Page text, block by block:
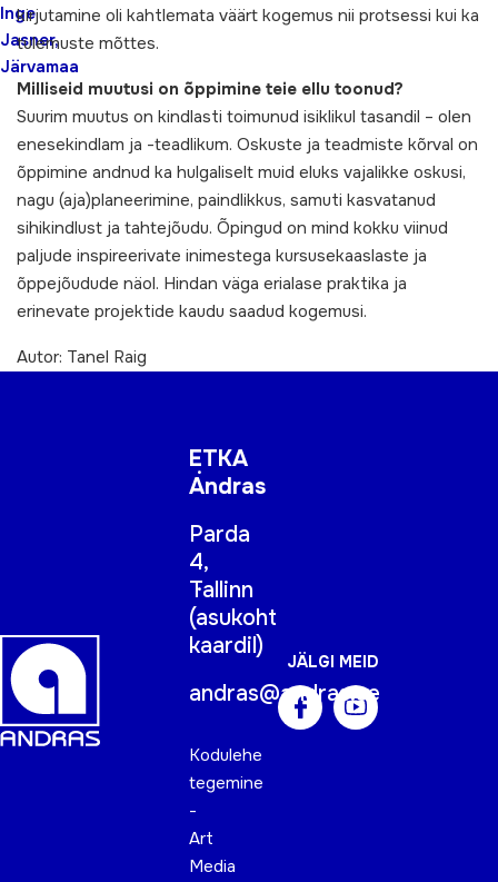
Inge
Jasner,
Järvamaa
kirjutamine oli kahtlemata väärt kogemus nii protsessi kui ka
tulemuste mõttes.
Milliseid muutusi on õppimine teie ellu toonud?
Suurim muutus on kindlasti toimunud isiklikul tasandil – olen
enesekindlam ja -teadlikum. Oskuste ja teadmiste kõrval on
õppimine andnud ka hulgaliselt muid eluks vajalikke oskusi,
nagu (aja)planeerimine, paindlikkus, samuti kasvatanud
sihikindlust ja tahtejõudu. Õpingud on mind kokku viinud
paljude inspireerivate inimestega kursusekaaslaste ja
õppejõudude näol. Hindan väga erialase praktika ja
erinevate projektide kaudu saadud kogemusi.
Autor: Tanel Raig
ETKA
Andras
Parda
4,
Tallinn
(asukoht
kaardil)
andras@andras.ee
Kodulehe
tegemine
-
Art
Media
JÄLGI MEID